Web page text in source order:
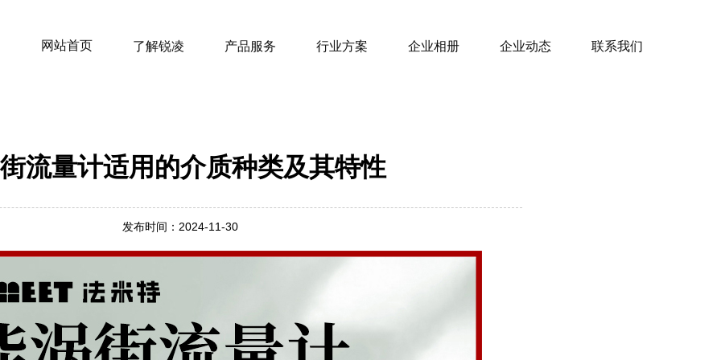
网站首页 了解锐凌 产品服务 行业方案 企业相册 企业动态 联系我们
流量计适用的介质种类及其特性
发布时间：2024-11-30